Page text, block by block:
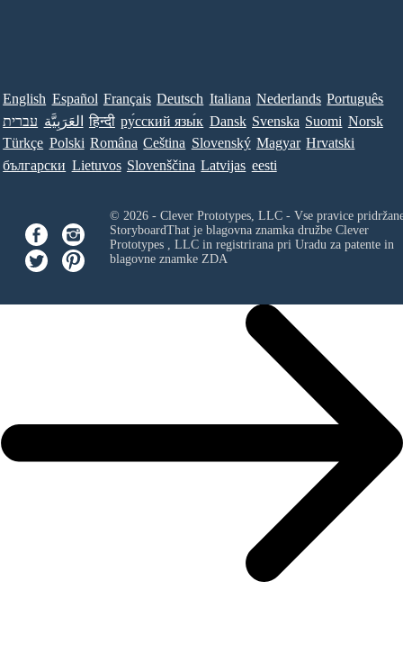
English Español Français Deutsch Italiana Nederlands Português
עברית العَرَبِيَّة हिन्दी ру́сский язы́к Dansk Svenska Suomi Norsk
Türkçe Polski Româna Ceština Slovenský Magyar Hrvatski
български Lietuvos Slovenščina Latvijas eesti
© 2026 - Clever Prototypes, LLC - Vse pravice
StoryboardThat je blagovna znamka družbe Clever
Prototypes , LLCin registrirana pri Uradu za patente in
blagovne znamke ZDA